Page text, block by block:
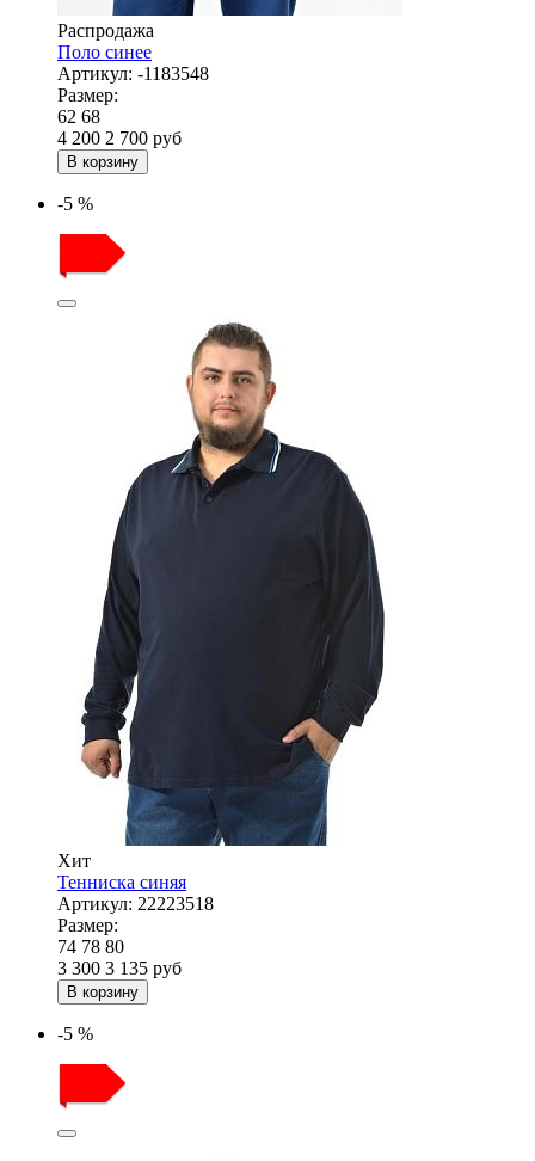
Распродажа
Поло синее
Артикул: -1183548
Размер:
62 68
4 200 2 700 руб
В корзину
-5 %
Хит
Тенниска синяя
Артикул: 22223518
Размер:
74 78 80
3 300 3 135 руб
В корзину
-5 %